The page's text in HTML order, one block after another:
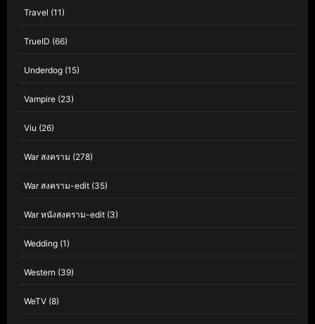
Travel (11)
TrueID (66)
Underdog (15)
Vampire (23)
Viu (26)
War สงคราม (278)
War สงคราม-edit (35)
War หนังสงคราม-edit (3)
Wedding (1)
Western (39)
WeTV (8)